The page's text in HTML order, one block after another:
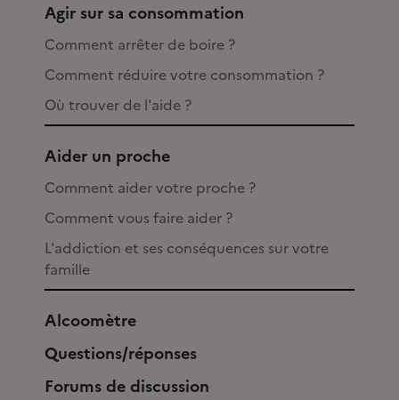
Agir sur sa consommation
Comment arrêter de boire ?
Comment réduire votre consommation ?
Où trouver de l'aide ?
Aider un proche
Comment aider votre proche ?
Comment vous faire aider ?
L'addiction et ses conséquences sur votre
famille
Alcoomètre
Questions/réponses
Forums de discussion